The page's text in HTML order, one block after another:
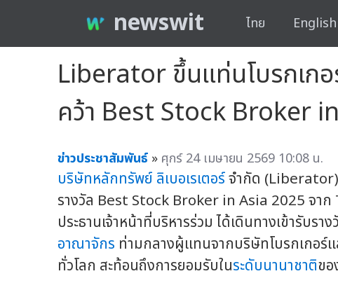
newswit ไทย English
Liberator ขึ้นแท่นโบรกเก
คว้า Best Stock Broker
ข่าวประชาสัมพันธ์ » ศุกร์ 24 เมษายน 2569 10:08 น.
บริษัทหลักทรัพย์ ลิเบอเรเตอร์จำกัด (Liberator)
รางวัล Best Stock Broker in Asia 2025 จา
ประธานเจ้าหน้าที่บริหารร่วม ได้เดินทางเข้ารับร
อาณาจักร ท่ามกลางผู้แทนจากบริษัทโบรกเกอร์
ทั่วโลก สะท้อนถึงการยอมรับในระดับนานาชาติข